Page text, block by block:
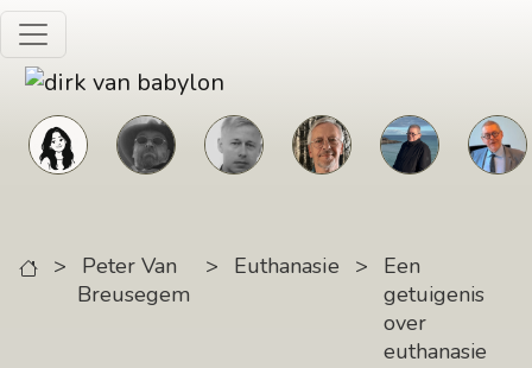
Skip to main content
>
Peter Van
Breusegem
> Euthanasie >
Een
getuigenis
over
euthanasie